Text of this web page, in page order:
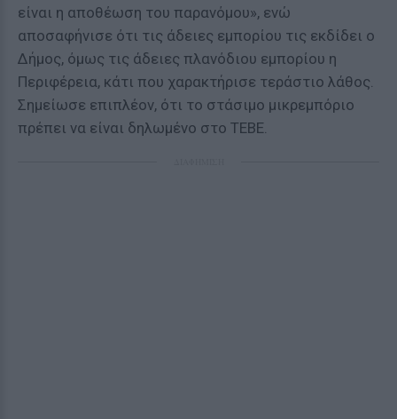
είναι η αποθέωση του παρανόμου», ενώ
αποσαφήνισε ότι τις άδειες εμπορίου τις εκδίδει ο
Δήμος, όμως τις άδειες πλανόδιου εμπορίου η
Περιφέρεια, κάτι που χαρακτήρισε τεράστιο λάθος.
Σημείωσε επιπλέον, ότι το στάσιμο μικρεμπόριο
πρέπει να είναι δηλωμένο στο ΤΕΒΕ.